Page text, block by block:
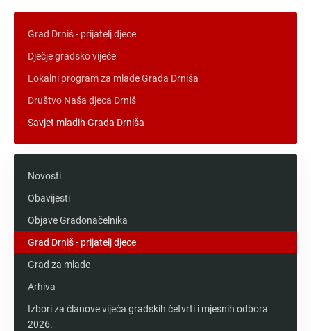
Grad Drniš - prijatelj djece
Dječje gradsko vijeće
Lokalni program za mlade Grada Drniša
Društvo Naša djeca Drniš
Savjet mladih Grada Drniša
Novosti
Obavijesti
Objave Gradonačelnika
Grad Drniš - prijatelj djece
Grad za mlade
Arhiva
Izbori za članove vijeća gradskih četvrti i mjesnih odbora
2026.